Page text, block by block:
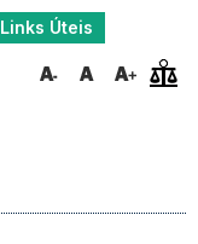
Links Úteis